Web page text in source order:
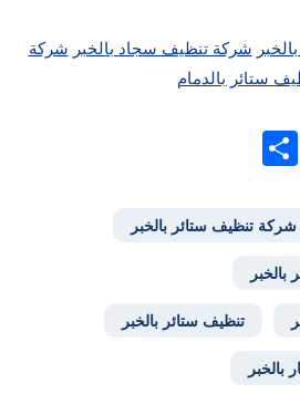
شركة تنظيف سجاد بالخبر شركة
ستائر بالدمام
Pinterest
تنظيف ستائر بالخبر
تنظيف ستائر بالخبر
بالخبر